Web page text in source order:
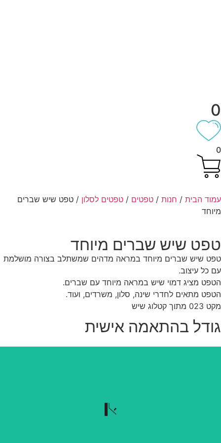
הבית/חנות/טפטים/טפטים לסלון/ טפט שיש שברים
שיש שברים מיוחד
שיש שברים מיוחד במראה מדהים שמשתלב בצורה מושלמת
כל עיצוב.
מציג דמוי שיש במראה מיוחד עם שברים.
מתאים לחדרי שינה, סלון, משרדים, ועוד.
קטלוג שיש
בהתאמה אישית
נשלף בקלות